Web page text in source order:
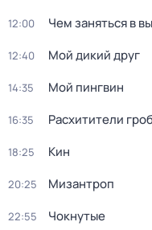
12:00 Чем заняться в
12:40 Мой дикий друг
14:35 Мой пингвин
16:35 Расхитители
18:25 Кин
20:25 Мизантроп
22:55 Чокнутые